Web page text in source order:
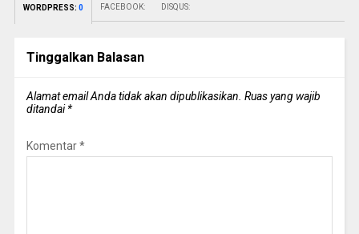
WORDPRESS: 0 FACEBOOK: DISQUS:
Tinggalkan Balasan
Alamat email Anda tidak akan dipublikasikan. Ruas yang wajib
ditandai*
Komentar*